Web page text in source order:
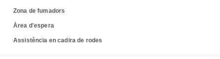
Zona de fumadors
Àrea d'espera
Assistència en cadira de rodes